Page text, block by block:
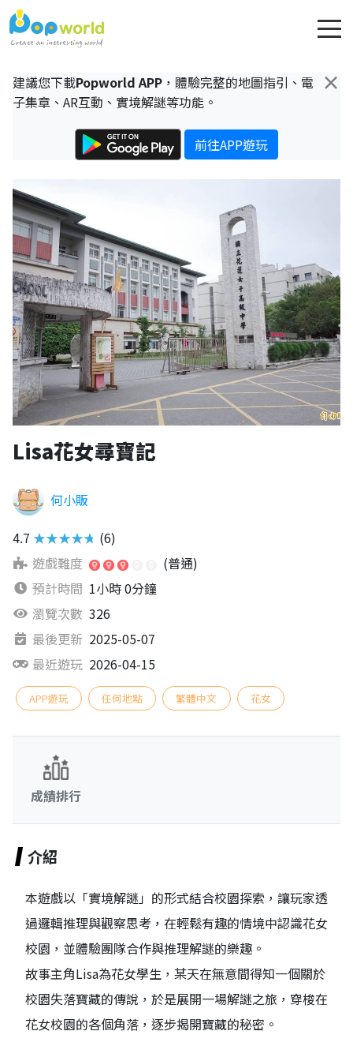
×
建議您下載Popworld APP ，體驗完整的地圖指引、電
子集章、AR互動、實境解謎等功能。
前往APP遊玩
Lisa花女尋寶記
何小販
4.7 ★★★★★ (6)
遊戲難度
(普通)
預計時間 1小時 0分鐘
瀏覽次數 326
最後更新 2025-05-07
最近遊玩 2026-04-15
APP遊玩 任何地點 繁體中文 花女
成績排行
介紹
本遊戲以「實境解謎」的形式結合校園探索，讓玩家透
過邏輯推理與觀察思考，在輕鬆有趣的情境中認識花女
校園，並體驗團隊合作與推理解謎的樂趣。
故事主角Lisa為花女學生，某天在無意間得知一個關於
校園失落寶藏的傳說，於是展開一場解謎之旅，穿梭在
花女校園的各個角落，逐步揭開寶藏的秘密。